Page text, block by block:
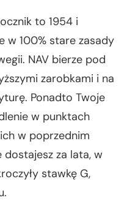
to 1954 i
w 100% stare zasady
NAV bierze pod
zarobkami i na
Ponadto Twoje
w punktach
w poprzednim
za lata, w
stawkę G,